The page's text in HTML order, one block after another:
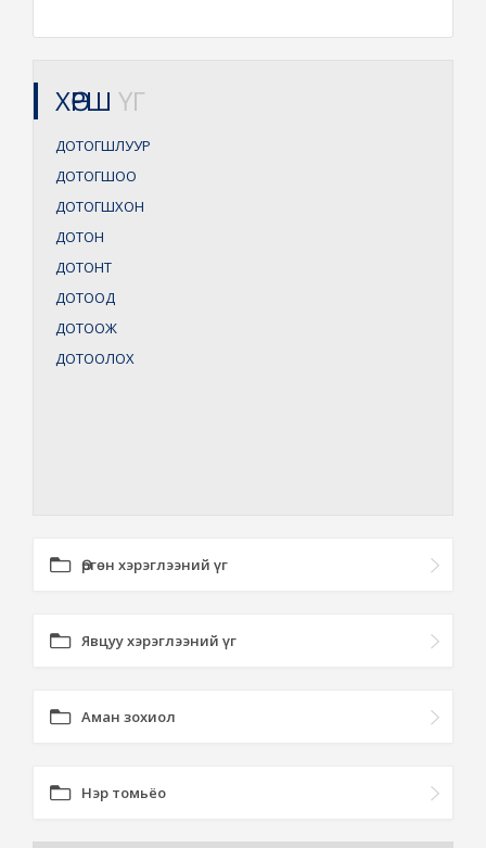
ХӨРШ ҮГ
ДОТОГШЛУУР
ДОТОГШОО
ДОТОГШХОН
ДОТОН
ДОТОНТ
ДОТООД
ДОТООЖ
ДОТООЛОХ
Өргөн хэрэглээний үг
Явцуу хэрэглээний үг
Аман зохиол
Нэр томьёо